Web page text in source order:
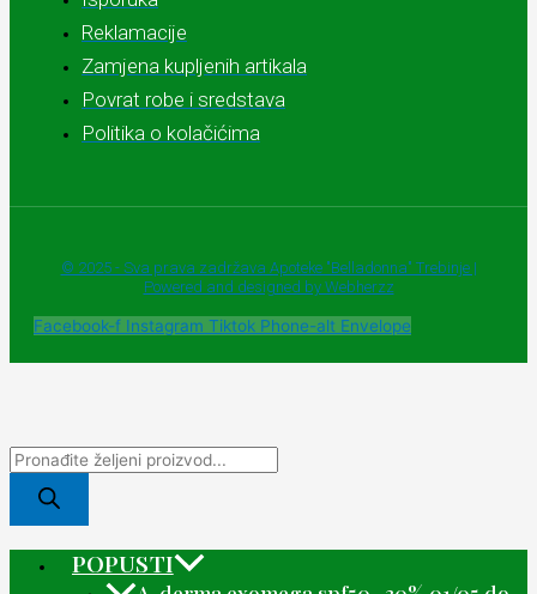
Reklamacije
Zamjena kupljenih artikala
Povrat robe i sredstava
Politika o kolačićima
© 2025 - Sva prava zadržava Apoteke "Belladonna" Trebinje |
Powered and designed by Webherzz
Facebook-f Instagram Tiktok Phone-alt Envelope
POPUSTI